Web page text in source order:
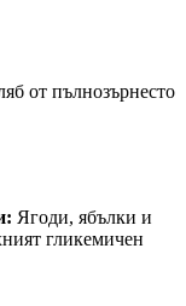
от пълнозърнесто
Ягоди, ябълки и
гликемичен